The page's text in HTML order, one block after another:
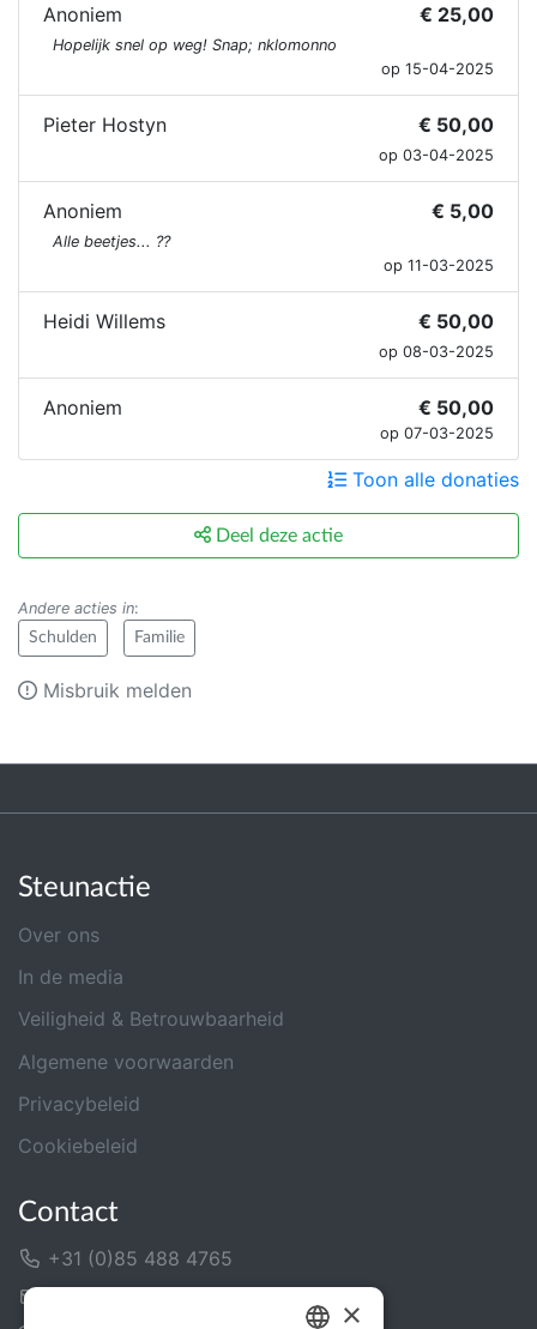
Anoniem € 25,00
Hopelijk snel op weg! Snap; nklomonno
op 15-04-2025
Pieter Hostyn € 50,00
op 03-04-2025
Anoniem € 5,00
Alle beetjes... ??
op 11-03-2025
Heidi Willems € 50,00
op 08-03-2025
Anoniem € 50,00
op 07-03-2025
Toon alle donaties
Deel deze actie
Andere acties in:
Schulden Familie
Misbruik melden
Steunactie
Over ons
In de media
Veiligheid & Betrouwbaarheid
Algemene voorwaarden
Privacybeleid
Cookiebeleid
Contact
+31 (0)85 488 4765
×